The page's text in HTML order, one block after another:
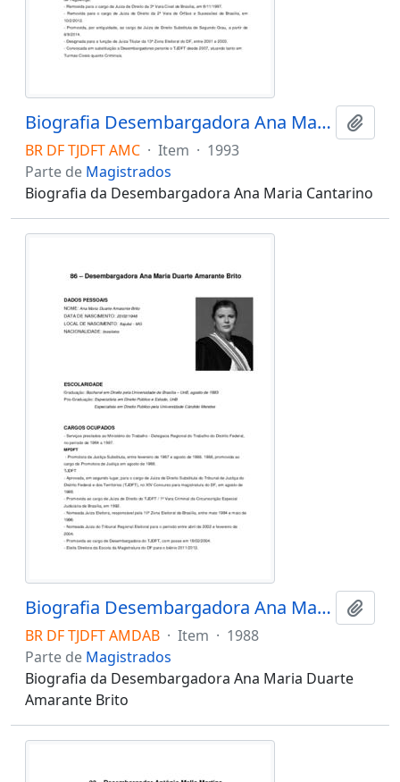
Biografia Desembargadora Ana Maria Cantarino
BR DF TJDFT AMC · Item · 1993
Parte de Magistrados
Biografia da Desembargadora Ana Maria Cantarino
Biografia Desembargadora Ana Maria Duarte Amarante Brito
BR DF TJDFT AMDAB · Item · 1988
Parte de Magistrados
Biografia da Desembargadora Ana Maria Duarte
Amarante Brito